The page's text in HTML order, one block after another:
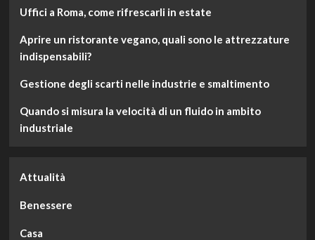
Uffici a Roma, come rifrescarli in estate
Aprire un ristorante vegano, quali sono le attrezzature
indispensabili?
Gestione degli scarti nelle industrie e smaltimento
Quando si misura la velocità di un fluido in ambito
industriale
Attualità
Benessere
Casa